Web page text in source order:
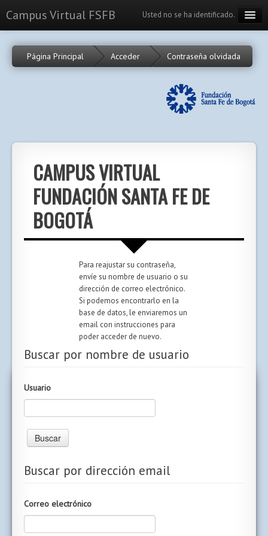
Campus Virtual FSFB Usted no se ha identificado.
Calendario
Página Principal Acceder Contraseña olvidada
CAMPUS VIRTUAL
FUNDACIÓN SANTA FE DE
BOGOTÁ
Para reajustar su contraseña,
envíe su nombre de usuario o su
dirección de correo electrónico.
Si podemos encontrarlo en la
base de datos, le enviaremos un
email con instrucciones para
poder acceder de nuevo.
Buscar por nombre de usuario
Usuario
Buscar por dirección email
Correo electrónico